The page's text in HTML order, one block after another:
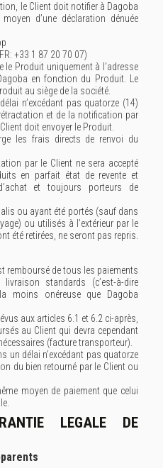
le Client doit notifier à Dagoba
d’une déclaration dénuée
+33 1 87 20 70 07)
le Produit uniquement à l’adresse
en fonction du Produit. Le
au siège de la société.
n’excédant pas quatorze (14)
et de la notification par
doit envoyer le Produit.
les frais directs de renvoi du
par le Client ne sera accepté
en parfait état de revente et
et toujours porteurs de
ou ayant été portés (sauf dans
ou utilisés à l’extérieur par le
été retirées, ne seront pas repris.
remboursé de tous les paiements
standards (c’est-à-dire
moins onéreuse que Dagoba
aux articles 6.1 et 6.2 ci-après,
au Client qui devra cependant
(facture transporteur).
un délai n’excédant pas quatorze
du bien retourné par le Client ou
moyen de paiement que celui
LEGALE DE